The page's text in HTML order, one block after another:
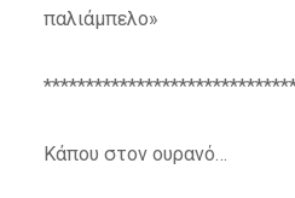
παλιάμπελο»
Κάπου στον ουρανό…